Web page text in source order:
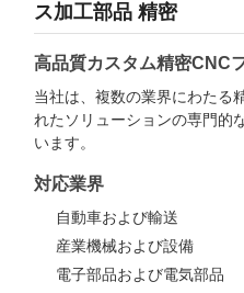
ス加工部品 精密
高品質カスタム精密CNC
当社は、複数の業界にわたる
れたソリューションの専門的
います。
対応業界
自動車および輸送
産業機械および設備
電子部品および電気部品